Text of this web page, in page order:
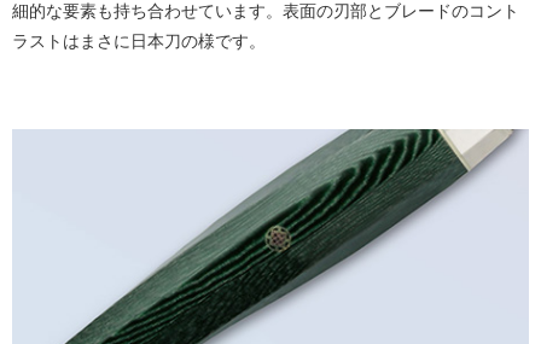
細的な要素も持ち合わせています。表面の刃部とブレードのコント
ラストはまさに日本刀の様です。